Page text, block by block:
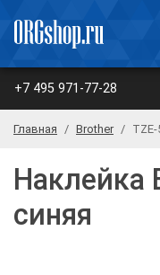
+7 495 971-77-28
Главная Brother TZE-
Наклейка
синяя